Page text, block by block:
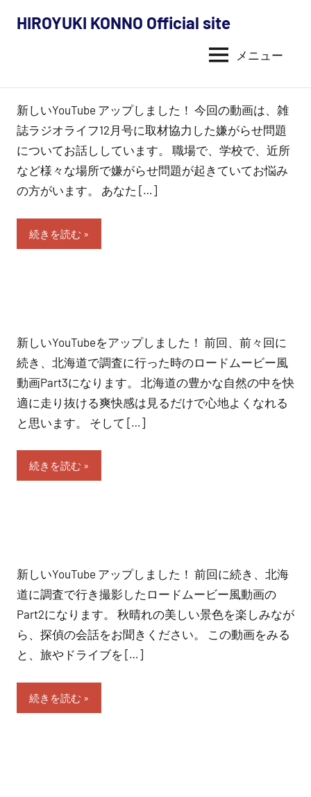
ツ
HIROYUKI KONNO Official site
裕
幸
の
活
内
調
査・
交
取
の
ご
紹
介
メニュー
新しいYouTube アップしました！ 今回の動画は、雑
誌ラジオライフ12月号に取材協力した嫌がらせ問題
についてお話ししています。 職場で、学校で、近所
など様々な場所で嫌がらせ問題が起きていてお悩み
の方がいます。 あなた […]
続きを読む
新しいYouTubeをアップしました！ 前回、前々回に
続き、北海道で調査に行った時のロードムービー風
動画Part3になります。 北海道の豊かな自然の中を快
適に走り抜ける爽快感は見るだけで心地よくなれる
と思います。 そして […]
続きを読む
新しいYouTube アップしました！ 前回に続き、北海
道に調査で行き撮影したロードムービー風動画の
Part2になります。 秋晴れの美しい景色を楽しみなが
ら、探偵の会話をお聞きください。 この動画をみる
と、旅やドライブを […]
続きを読む